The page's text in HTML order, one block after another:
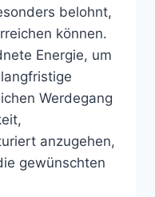
belohnt,
können.
Energie, um
Werdegang
anzugehen,
gewünschten